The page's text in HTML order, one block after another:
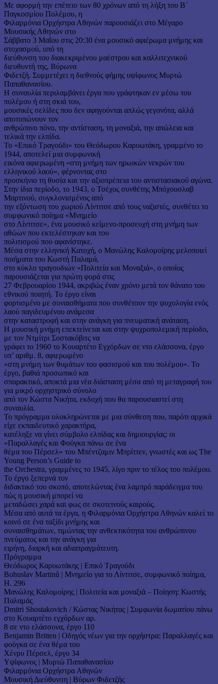
Με αφορμή την επέτειο των 80 χρόνων από τη λήξη του Β΄
Παγκοσμίου Πολέμου, η
Φιλαρμόνια Ορχήστρα Αθηνών παρουσιάζει στο Μέγαρο
Μουσικής Αθηνών στο
Σάββατο 3 Μαΐου στις 20:30 ένα μουσικό αφιέρωμα μνήμης και
στοχασμού, υπό τη
διεύθυνση του διακεκριμένου μαέστρου και καλλιτεχνικού
διευθυντή της, Βύρωνα
Φιδετζή. Συμμετέχει η διεθνούς φήμης υψίφωνος Μυρτώ
Παπαθανασίου.
Η συναυλία περιλαμβάνει έργα που γράφτηκαν εν μέσω του
πολέμου ή στη σκιά του,
μουσικές σελίδες που δεν αφηγούνται απλώς γεγονότα, αλλά
αποτυπώνουν τον
ανθρώπινο πόνο, την αντίσταση, τη μοναξιά, την απώλεια και
τελικά την ελπίδα.
Το «Επικό Τραγούδι» του Θεόδωρου Καρυωτάκη, γραμμένο το
1944, αποτελεί μια συμφωνική
εικόνα αφιερωμένη «στη μνήμη των ηρωικών νεκρών του
ελληνικού λαού», φέρνοντας στο
προσκήνιο τη θυσία και την αξιοπρέπεια του αντιστασιακού αγώνα.
Στην ίδια περίοδο, το 1943, ο Τσέχος συνθέτης Μπόχουσλαβ
Μαρτινού, συγκλονισμένος από
την εξόντωση του χωριού Λίντιτσε από τους ναζιστές, συνθέτει το
συμφωνικό ποίημα «Μνημείο
στο Λίντιτσε», ένα μουσικό κείμενο-προσευχή στη μνήμη των
αθώων που εκτελέστηκαν και του
πολιτισμού που αφανίστηκε.
Μέσα στην ελληνική Κατοχή, ο Μανώλης Καλομοίρης μελοποιεί
ποιήματα του Κωστή Παλαμά,
στο κύκλο τραγουδιών «Πολιτεία και Μοναξιά», ο οποίος
παρουσιάζεται για πρώτη φορά στις
27 Φεβρουαρίου 1944, ακριβώς έναν χρόνο μετά τον θάνατο του
εθνικού ποιητή. Το έργο είναι
φορτισμένο με συναισθήματα που συνθέτουν την ψυχολογία ενός
λαού παγιδευμένου ανάμεσα
στην καταστροφή και στην ανάγκη για πνευματική ανάταση.
Η μουσική μνήμη επεκτείνεται και στην ψυχροπολεμική περίοδο,
με τον Ντμίτρι Σοστακόβιτς να
γράφει το 1960 το Κουαρτέτο Εγχόρδων σε ντο ελάσσονα, έργο
υπ’ αριθμ. 8, αφιερωμένο
«στη μνήμη των θυμάτων του φασισμού και του πολέμου». Το
έργο, βαθιά προσωπικό και
σπαρακτικό, αποκτά μια νέα διάσταση μέσα από τη μεταγραφή του
για μικρό ορχηστρικό σύνολο
από τον Κώστα Νικήτα, εκδοχή που θα παρουσιαστεί στη
συναυλία.
Το πρόγραμμα ολοκληρώνεται με μια σύνθεση που, παρότι αρχικά
είχε εκπαιδευτικό χαρακτήρα,
κατέληξε να γίνει σύμβολο ελπίδας και δημιουργίας: οι
«Παραλλαγές και Φούγκα πάνω σε ένα
θέμα του Πέρσελ» του Μπέντζαμιν Μπρίττεν, γνωστές και ως The
Young Person’s Guide to
the Orchestra, γραμμένες το 1945, λίγο πριν το τέλος του πολέμου.
Το έργο ξεπερνά τον
διδακτικό του σκοπό, αποτελώντας ένα λαμπρό παράδειγμα του
πώς η μουσική μπορεί να
μεταδώσει χαρά και φως σε σκοτεινούς καιρούς.
Μέσα από αυτά τα έργα, η Φιλαρμόνια Ορχήστρα Αθηνών καλεί το
κοινό σε ένα ταξίδι μνήμης και
συναισθημάτων, τιμώντας την ανθεκτικότητα του ανθρώπινου
πνεύματος και την ανάγκη για
ειρήνη, διαρκή και αδιαπραγμάτευτη.
Πρόγραμμα
Θεόδωρος Καρυωτάκης | Επικό Τραγούδι
Bohuslav Martinů | Μνημείο για το Λίντιτσε, συμφωνικό ποίημα,
H. 296
Μανώλης Καλομοίρης | Πολιτεία και μοναξιά – Ποίηση: Κωστής
Παλαμάς
Dmitri Shostakovich / Κώστας Νικήτας | Συμφωνία δωματίου πάνω
στο Κουαρτέτο εγχόρδων αρ.
8 σε ντο ελάσσονα, έργο 110
Benjamin Britten | Οδηγός νέων για την ορχήστρα: Παραλλαγές και
φούγκα σε ένα θέμα του
Χένρυ Πέρσελ, έργο 34
Υψίφωνος | Μυρτώ Παπαθανασίου
Φιλαρμόνια Ορχήστρα Αθηνών
Μουσική Διεύθυνση | Βύρων Φιδετζής